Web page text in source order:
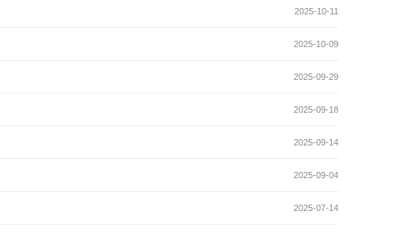
2025-10-11
2025-10-09
2025-09-29
2025-09-18
2025-09-14
2025-09-04
2025-07-14